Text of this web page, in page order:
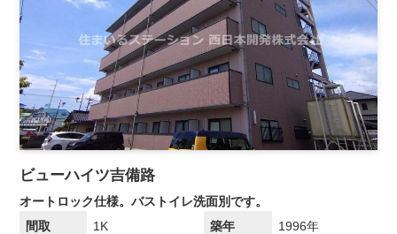
ビューハイツ吉備路
オートロック仕様。バストイレ洗面別です。
間取
1K 築年 1996年